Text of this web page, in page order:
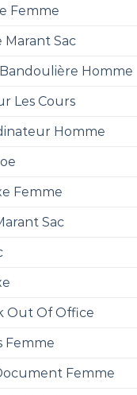
Femme
Marant Sac
Homme
Les Cours
Homme
Femme
Sac
Out Of Office
Femme
Femme